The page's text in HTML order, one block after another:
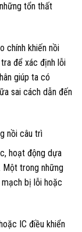
tổn thất
chính khiến nồi
để xác định lỗi
giúp ta có
sai cách dẫn đến
nồi câu trì
hoạt động dựa
Một trong những
mạch bị lỗi hoặc
IC điều khiển